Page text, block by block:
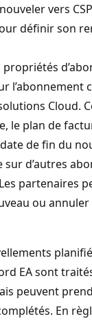
vers
définir son
propriétés
l’abonnement
Cloud.
le plan de
de fin du
d’autres
partenaires
ou annuler
EA sont
peuvent
En